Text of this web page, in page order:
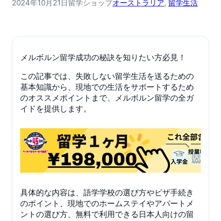
2024年10月21日 留学ショップオーストラリア, 留学生活
メルボルン留学成功の秘訣を知りたい方必見！
この記事では、失敗しない留学生活を送るための
基本知識から、現地での生活をサポートするため
のオススメポイントまで、メルボルン留学の全ガ
イドを提供します。
具体的な内容は、語学学校の選び方やビザ手続き
のポイント、現地でのホームステイやアパートメ
ントの選び方、無料で利用できる日本人向けの留